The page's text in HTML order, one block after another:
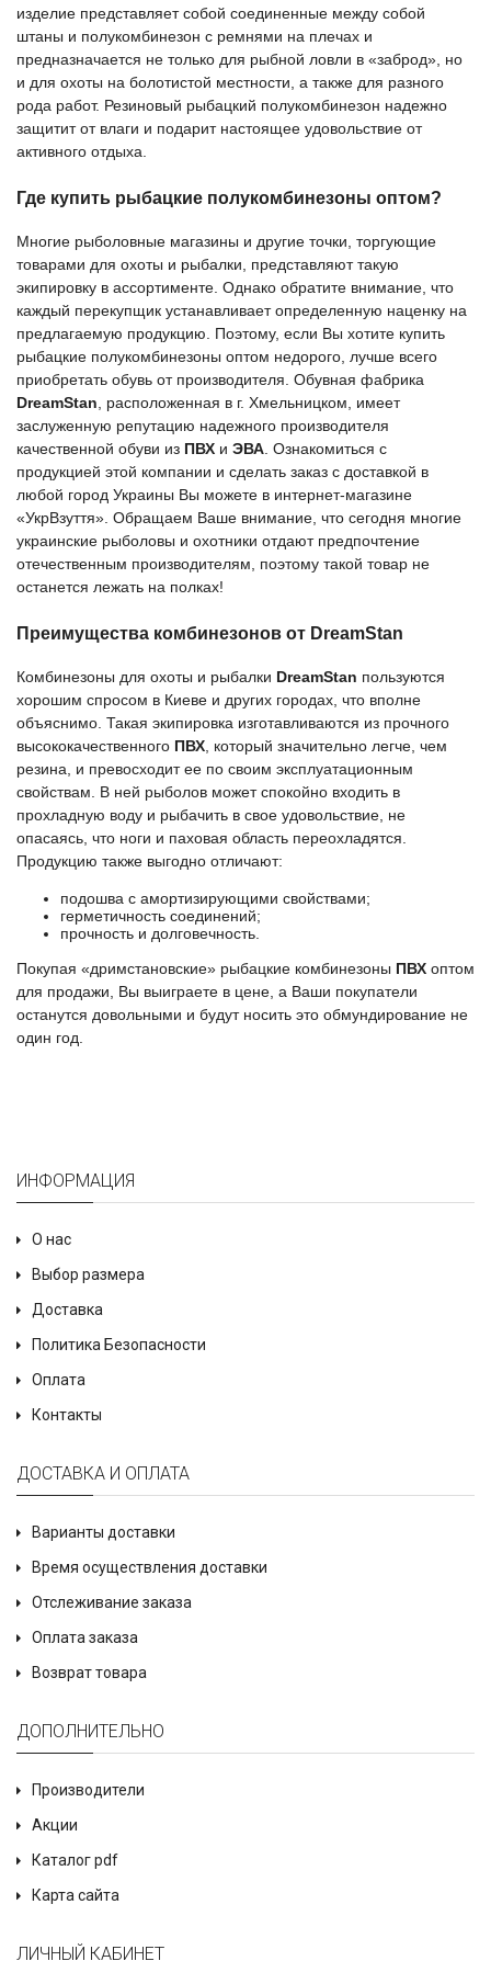
изделие представляет собой соединенные между собой
штаны и полукомбинезон с ремнями на плечах и
предназначается не только для рыбной ловли в «заброд», но
и для охоты на болотистой местности, а также для разного
рода работ. Резиновый рыбацкий полукомбинезон надежно
защитит от влаги и подарит настоящее удовольствие от
активного отдыха.
Где купить рыбацкие полукомбинезоны оптом?
Многие рыболовные магазины и другие точки, торгующие
товарами для охоты и рыбалки, представляют такую
экипировку в ассортименте. Однако обратите внимание, что
каждый перекупщик устанавливает определенную наценку на
предлагаемую продукцию. Поэтому, если Вы хотите купить
рыбацкие полукомбинезоны оптом недорого, лучше всего
приобретать обувь от производителя. Обувная фабрика
DreamStan , расположенная в г. Хмельницком, имеет
заслуженную репутацию надежного производителя
качественной обуви из ПВХ и ЭВА . Ознакомиться с
продукцией этой компании и сделать заказ с доставкой в
любой город Украины Вы можете в интернет-магазине
«УкрВзуття». Обращаем Ваше внимание, что сегодня многие
украинские рыболовы и охотники отдают предпочтение
отечественным производителям, поэтому такой товар не
останется лежать на полках!
Преимущества комбинезонов от DreamStan
Комбинезоны для охоты и рыбалки DreamStan пользуются
хорошим спросом в Киеве и других городах, что вполне
объяснимо. Такая экипировка изготавливаются из прочного
высококачественного ПВХ , который значительно легче, чем
резина, и превосходит ее по своим эксплуатационным
свойствам. В ней рыболов может спокойно входить в
прохладную воду и рыбачить в свое удовольствие, не
опасаясь, что ноги и паховая область переохладятся.
Продукцию также выгодно отличают:
подошва с амортизирующими свойствами;
герметичность соединений;
прочность и долговечность.
Покупая «дримстановские» рыбацкие комбинезоны ПВХ оптом
для продажи, Вы выиграете в цене, а Ваши покупатели
останутся довольными и будут носить это обмундирование не
один год.
ИНФОРМАЦИЯ
О нас
Выбор размера
Доставка
Политика Безопасности
Оплата
Контакты
ДОСТАВКА И ОПЛАТА
Варианты доставки
Время осуществления доставки
Отслеживание заказа
Оплата заказа
Возврат товара
ДОПОЛНИТЕЛЬНО
Производители
Акции
Каталог pdf
Карта сайта
ЛИЧНЫЙ КАБИНЕТ